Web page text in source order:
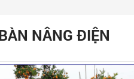
NÂNG ĐIỆN